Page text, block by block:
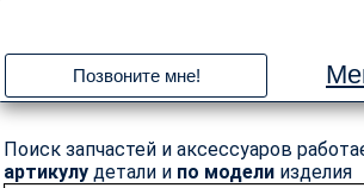
содержимому
Позвоните мне!
Поиск запчастей и аксессуаров
артикулу детали и по модели изделия